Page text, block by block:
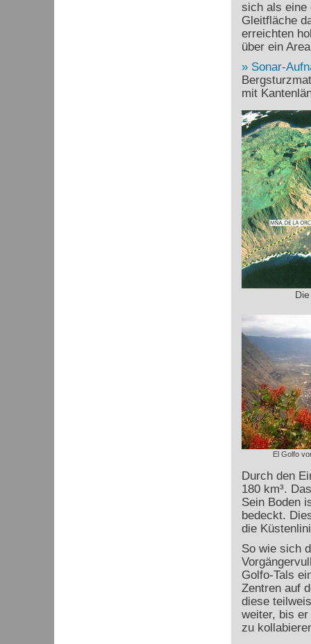
sich als eine
Gleitfläche
erreichten
über ein
Sonar-
mit
El Golfo
Durch den
180 km³.
Sein Boden
bedeckt.
die
So wie sich
Golfo-Tals
Zentren auf
diese
weiter, bis
zu